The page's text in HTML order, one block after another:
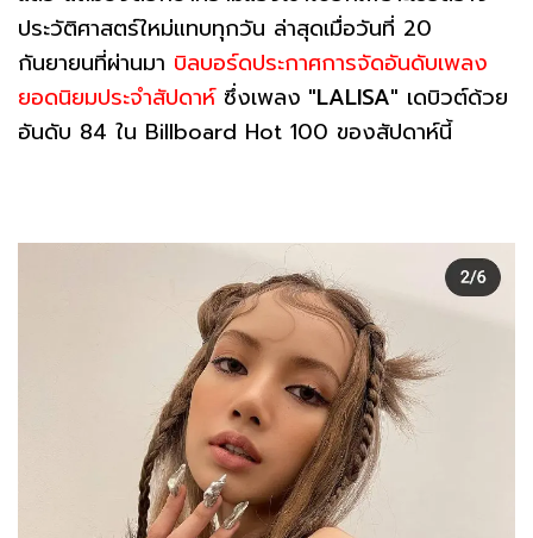
ประวัติศาสตร์ใหม่แทบทุกวัน ล่าสุดเมื่อวันที่ 20
กันยายนที่ผ่านมา บิลบอร์ดประกาศการจัดอันดับเพลง
ยอดนิยมประจำสัปดาห์ซึ่งเพลง "LALISA" เดบิวต์ด้วย
อันดับ 84 ใน Billboard Hot 100 ของสัปดาห์นี้